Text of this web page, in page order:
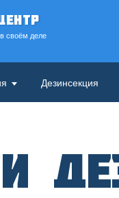
своём деле
Дезинсекция